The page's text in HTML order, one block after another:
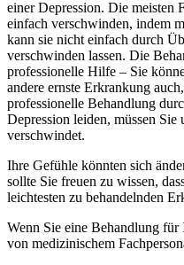
einer Depression. Die meisten
einfach verschwinden, indem
kann sie nicht einfach durch
verschwinden lassen. Die
professionelle Hilfe – Sie
andere ernste Erkrankung
professionelle Behandlung
Depression leiden, müssen
verschwindet.
Ihre Gefühle könnten sich
sollte Sie freuen zu wissen,
leichtesten zu behandelnden
Wenn Sie eine Behandlung
von medizinischem